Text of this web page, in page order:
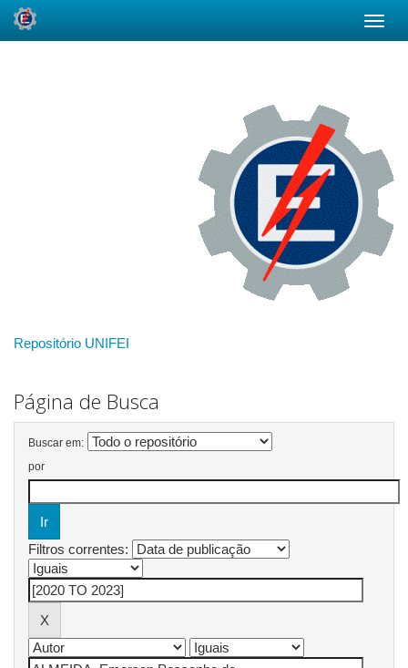
Repositório UNIFEI
Página de Busca
Buscar em:
por
Filtros correntes: